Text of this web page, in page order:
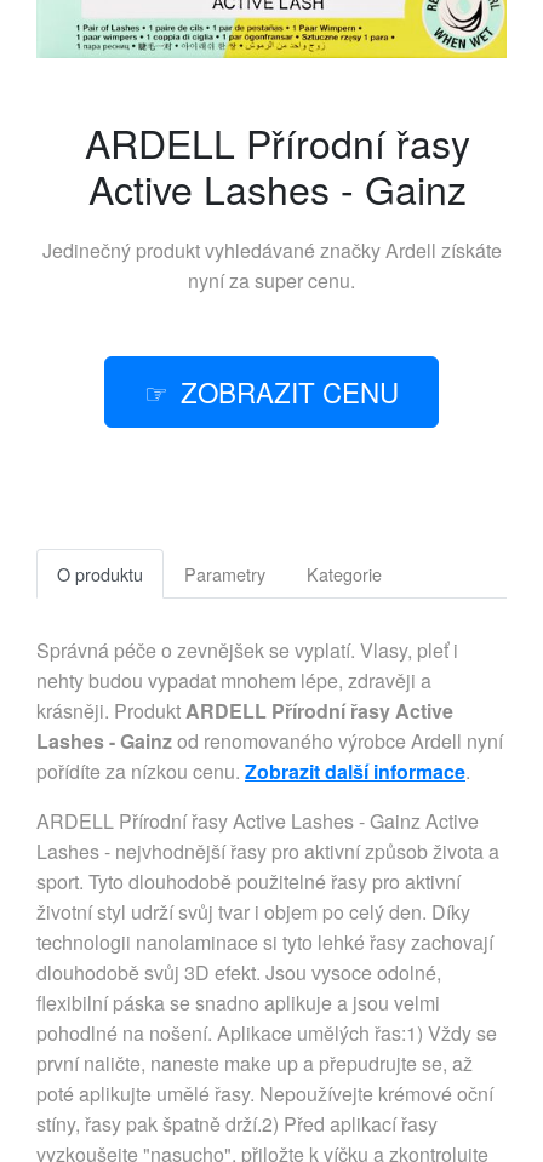
ARDELL Přírodní řasy
Active Lashes - Gainz
Jedinečný produkt vyhledávané značkyArdell získáte
nyní za super cenu.
ZOBRAZIT CENU
O produktu Parametry Kategorie
Správná péče o zevnějšek se vyplatí. Vlasy, pleť i
nehty budou vypadat mnohem lépe, zdravěji a
krásněji. ProduktARDELL Přírodní řasy Active
Lashes - Gainzod renomovaného výrobce Ardell nyní
pořídíte za nízkou cenu. Zobrazit další informace.
ARDELL Přírodní řasy Active Lashes - Gainz Active
Lashes - nejvhodnější řasy pro aktivní způsob života a
sport. Tyto dlouhodobě použitelné řasy pro aktivní
životní styl udrží svůj tvar i objem po celý den. Díky
technologii nanolaminace si tyto lehké řasy zachovají
dlouhodobě svůj 3D efekt. Jsou vysoce odolné,
flexibilní páska se snadno aplikuje a jsou velmi
pohodlné na nošení. Aplikace umělých řas:1) Vždy se
první naličte, naneste make up a přepudrujte se, až
poté aplikujte umělé řasy. Nepoužívejte krémové oční
stíny, řasy pak špatně drží.2) Před aplikací řasy
vyzkoušejte "nasucho", přiložte k víčku a zkontrolujte